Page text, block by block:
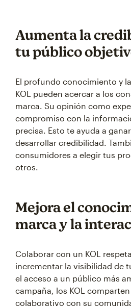
Aumenta la
tu público
El profundo conocimiento y
KOL pueden acercar a los
marca. Su opinión como
compromiso con la
precisa. Esto te ayuda a
desarrollar credibilidad.
consumidores a elegir tus
otros.
Mejora el
marca y la
Colaborar con un KOL
incrementar la visibilidad de
el acceso a un público más
campaña, los KOL
colaborativo con su